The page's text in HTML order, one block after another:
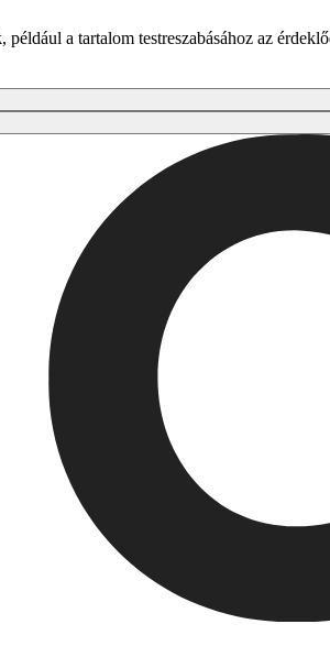
a tartalom testreszabásához az